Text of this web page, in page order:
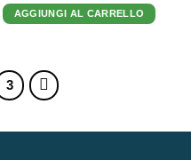
AGGIUNGI AL CARRELLO
3